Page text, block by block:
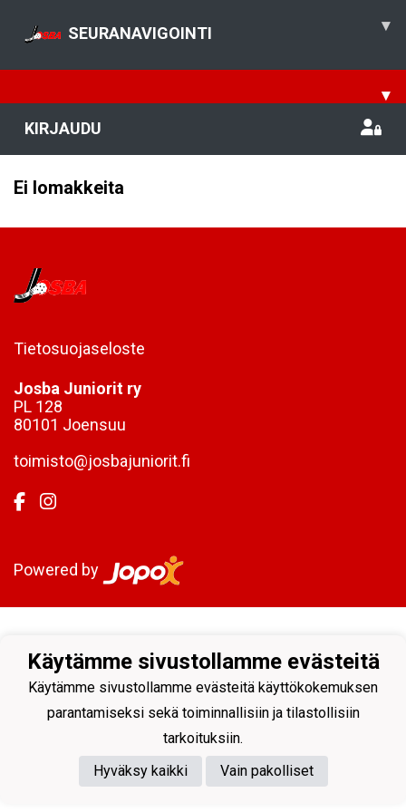
SEURANAVIGOINTI ▾
▾
KIRJAUDU
Ei lomakkeita
Tietosuojaseloste
Josba Juniorit ry
PL 128
80101 Joensuu
toimisto@josbajuniorit.fi
Powered by
Käytämme sivustollamme evästeitä
Käytämme sivustollamme evästeitä käyttökokemuksen
parantamiseksi sekä toiminnallisiin ja tilastollisiin
tarkoituksiin.
Hyväksy kaikki
Vain pakolliset